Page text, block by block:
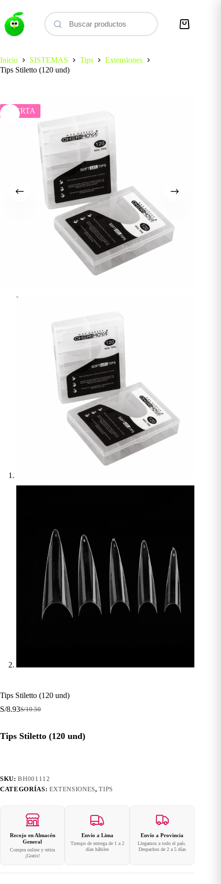
contenido
Carro
Inicio
SISTEMAS Tips
Extensiones
Tips Stiletto (120 und)
OFERTA
Tips Stiletto (120 und)
S/10.50
El
original
era:
S/8.93El
actual
es:
Tips Stiletto (120 und)
SKU:BH001112
CATEGORÍAS: EXTENSIONES,TIPS
Recojo en Almacén
General
Compra online y retira
¡Gratis!
Envío a Lima
Tiempo de entrega de 1 a 2
días hábiles
Envío a Provincia
Llegamos a todo el país.
Despachos de 2 a 5 días